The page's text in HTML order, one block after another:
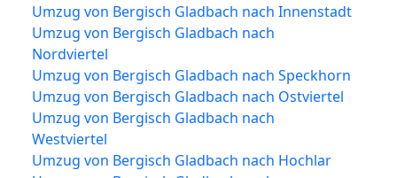
Umzug von Bergisch Gladbach nach Innenstadt
Umzug von Bergisch Gladbach nach
Nordviertel
Umzug von Bergisch Gladbach nach Speckhorn
Umzug von Bergisch Gladbach nach Ostviertel
Umzug von Bergisch Gladbach nach
Westviertel
Umzug von Bergisch Gladbach nach Hochlar